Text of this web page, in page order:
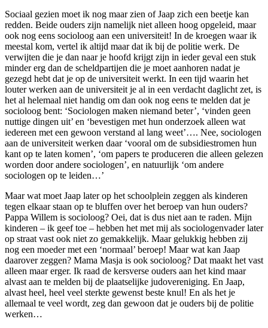
Sociaal gezien moet ik nog maar zien of Jaap zich een beetje kan
redden. Beide ouders zijn namelijk niet alleen hoog opgeleid, maar
ook nog eens socioloog aan een universiteit! In de kroegen waar ik
meestal kom, vertel ik altijd maar dat ik bij de politie werk. De
verwijten die je dan naar je hoofd krijgt zijn in ieder geval een stuk
minder erg dan de scheldpartijen die je moet aanhoren nadat je
gezegd hebt dat je op de universiteit werkt. In een tijd waarin het
louter werken aan de universiteit je al in een verdacht daglicht zet, is
het al helemaal niet handig om dan ook nog eens te melden dat je
socioloog bent: ‘Sociologen maken niemand beter’, ‘vinden geen
nuttige dingen uit’ en ‘bevestigen met hun onderzoek alleen wat
iedereen met een gewoon verstand al lang weet’…. Nee, sociologen
aan de universiteit werken daar ‘vooral om de subsidiestromen hun
kant op te laten komen’, ‘om papers te produceren die alleen gelezen
worden door andere sociologen’, en natuurlijk ‘om andere
sociologen op te leiden…’
Maar wat moet Jaap later op het schoolplein zeggen als kinderen
tegen elkaar staan op te bluffen over het beroep van hun ouders?
Pappa Willem is socioloog? Oei, dat is dus niet aan te raden. Mijn
kinderen – ik geef toe – hebben het met mij als sociologenvader later
op straat vast ook niet zo gemakkelijk. Maar gelukkig hebben zij
nog een moeder met een ‘normaal’ beroep! Maar wat kan Jaap
daarover zeggen? Mama Masja is ook socioloog? Dat maakt het vast
alleen maar erger. Ik raad de kersverse ouders aan het kind maar
alvast aan te melden bij de plaatselijke judovereniging. En Jaap,
alvast heel, heel veel sterkte gewenst beste knul! En als het je
allemaal te veel wordt, zeg dan gewoon dat je ouders bij de politie
werken…